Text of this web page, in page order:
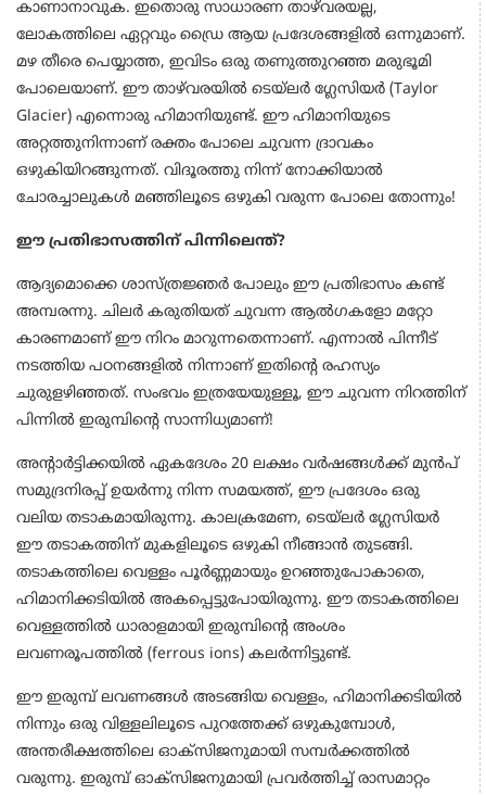
കാണാനാവുക. ഇതൊരു സാധാരണ താഴ്‌വരയല്ല,
ലോകത്തിലെ ഏറ്റവും ഡ്രൈ ആയ പ്രദേശങ്ങളിൽ ഒന്നുമാണ്.
മഴ തീരെ പെയ്യാത്ത, ഇവിടം ഒരു തണുത്തുറഞ്ഞ മരുഭൂമി
പോലെയാണ്. ഈ താഴ്‌വരയിൽ ടെയ്‌ലർ ഗ്ലേസിയർ (Taylor
Glacier) എന്നൊരു ഹിമാനിയുണ്ട്. ഈ ഹിമാനിയുടെ
അറ്റത്തുനിന്നാണ് രക്തം പോലെ ചുവന്ന ദ്രാവകം
ഒഴുകിയിറങ്ങുന്നത്. വിദൂരത്തു നിന്ന് നോക്കിയാൽ
ചോരച്ചാലുകൾ മഞ്ഞിലൂടെ ഒഴുകി വരുന്ന പോലെ തോന്നും!
ഈ പ്രതിഭാസത്തിന് പിന്നിലെന്ത്?
ആദ്യമൊക്കെ ശാസ്ത്രജ്ഞർ പോലും ഈ പ്രതിഭാസം കണ്ട്
അമ്പരന്നു. ചിലർ കരുതിയത് ചുവന്ന ആൽഗകളോ മറ്റോ
കാരണമാണ് ഈ നിറം മാറുന്നതെന്നാണ്. എന്നാൽ പിന്നീട്
നടത്തിയ പഠനങ്ങളിൽ നിന്നാണ് ഇതിന്റെ രഹസ്യം
ചുരുളഴിഞ്ഞത്. സംഭവം ഇത്രയേയുള്ളൂ, ഈ ചുവന്ന നിറത്തിന്
പിന്നിൽ ഇരുമ്പിന്റെ സാന്നിധ്യമാണ്!
അന്റാർട്ടിക്കയിൽ ഏകദേശം 20 ലക്ഷം വർഷങ്ങൾക്ക് മുൻപ്
സമുദ്രനിരപ്പ് ഉയർന്നു നിന്ന സമയത്ത്, ഈ പ്രദേശം ഒരു
വലിയ തടാകമായിരുന്നു. കാലക്രമേണ, ടെയ്‌ലർ ഗ്ലേസിയർ
ഈ തടാകത്തിന് മുകളിലൂടെ ഒഴുകി നീങ്ങാൻ തുടങ്ങി.
തടാകത്തിലെ വെള്ളം പൂർണ്ണമായും ഉറഞ്ഞുപോകാതെ,
ഹിമാനിക്കടിയിൽ അകപ്പെട്ടുപോയിരുന്നു. ഈ തടാകത്തിലെ
വെള്ളത്തിൽ ധാരാളമായി ഇരുമ്പിന്റെ അംശം
ലവണരൂപത്തിൽ (ferrous ions) കലർന്നിട്ടുണ്ട്.
ഈ ഇരുമ്പ് ലവണങ്ങൾ അടങ്ങിയ വെള്ളം, ഹിമാനിക്കടിയിൽ
നിന്നും ഒരു വിള്ളലിലൂടെ പുറത്തേക്ക് ഒഴുകുമ്പോൾ,
അന്തരീക്ഷത്തിലെ ഓക്സിജനുമായി സമ്പർക്കത്തിൽ
വരുന്നു. ഇരുമ്പ് ഓക്സിജനുമായി പ്രവർത്തിച്ച് രാസമാറ്റം